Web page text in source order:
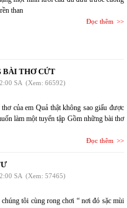
than
Đọc thêm
BÀI THƠ CỨT
SA (Xem: 66592)
của em Quả thật không sao giấu được
làm một tuyển tập Gồm những bài thơ
Đọc thêm
SA (Xem: 57465)
tôi cùng rong chơi “ nơi đó sặc mùi